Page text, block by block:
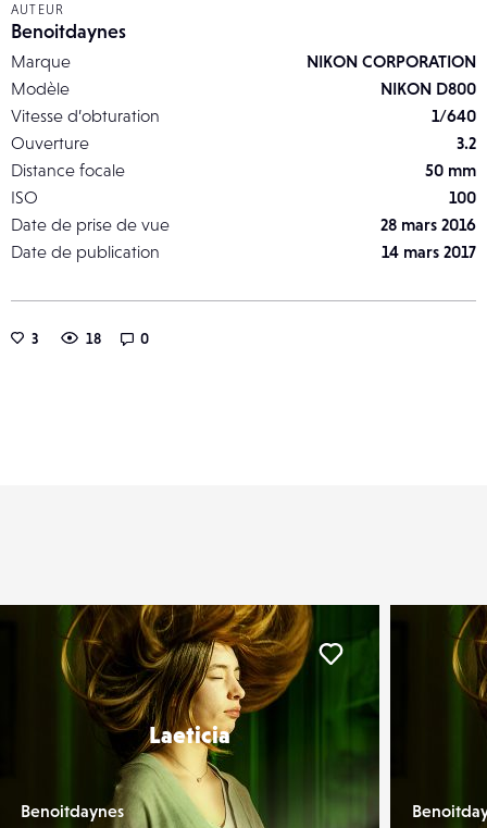
AUTEUR
Benoitdaynes
Marque
NIKON CORPORATION
Modèle
NIKON D800
Vitesse d’obturation
1/640
Ouverture
3.2
Distance focale
50 mm
ISO
100
Date de prise de vue
28 mars 2016
Date de publication
14 mars 2017
3 18 0
Laeticia
Benoitdaynes